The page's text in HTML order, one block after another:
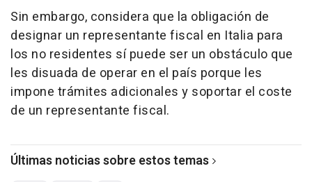
Sin embargo, considera que la obligación de
designar un representante fiscal en Italia para
los no residentes sí puede ser un obstáculo que
les disuada de operar en el país porque les
impone trámites adicionales y soportar el coste
de un representante fiscal.
Últimas noticias sobre estos temas